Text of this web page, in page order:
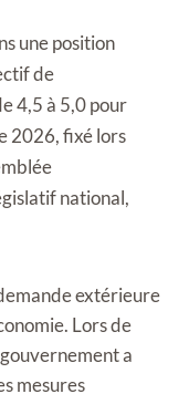
une position
de
4,5 à 5,0 pour
2026, fixé lors
national,
extérieure
Lors de
a
mesures